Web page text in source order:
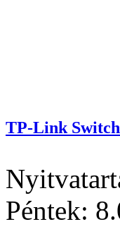
TP-Link Switch
Péntek: